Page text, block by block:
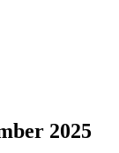
2025